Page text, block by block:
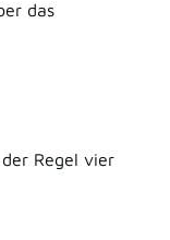
das
Regel vier